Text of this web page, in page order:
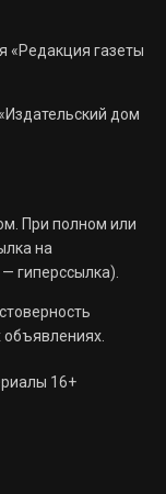
«Редакция газеты
дом
При полном или
на
гиперссылка).
16+